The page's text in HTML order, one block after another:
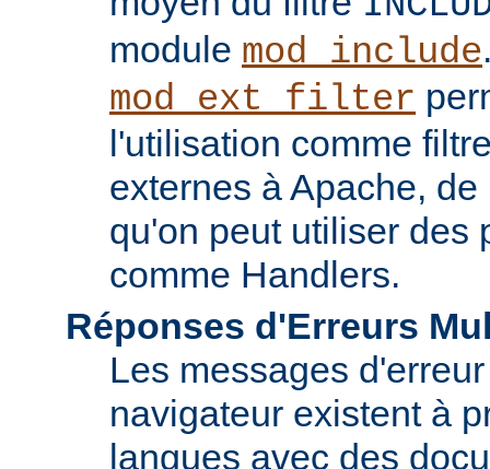
module mod_include
mod_ext_filter
l'utilisation comme
externes à Apache,
qu'on peut utiliser des
comme Handlers.
Réponses d'Erreurs
Les messages
navigateur existent à
langues avec des